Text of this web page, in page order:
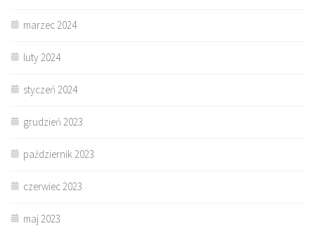
marzec 2024
luty 2024
styczeń 2024
grudzień 2023
październik 2023
czerwiec 2023
maj 2023